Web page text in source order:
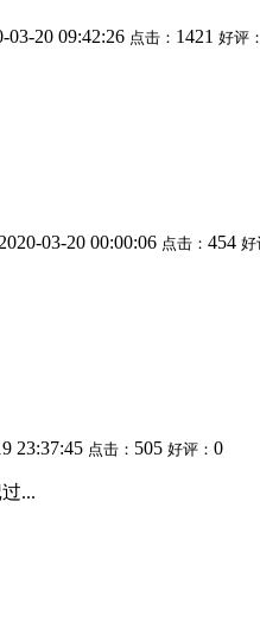
03-20 09:42:26 点击： 1421 好评：
2020-03-20 00:00:06 点击： 454 好
23:37:45 点击： 505 好评： 0
...